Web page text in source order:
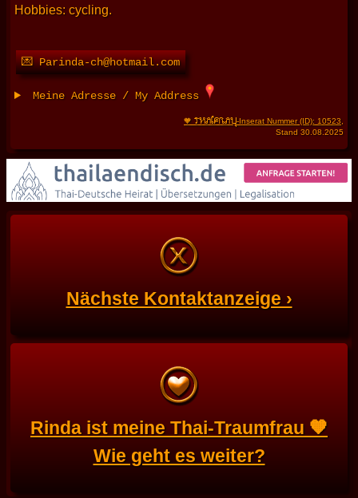
Hobbies: cycling.
💌 Parinda-ch@hotmail.com
Meine Adresse / My Address
🧡 THAIFRAU-Inserat Nummer (ID): 10523
Stand 30.08.2025
Nächste Kontaktanzeige ›
Rinda ist meine Thai-Traumfrau 🧡
Wie geht es weiter?